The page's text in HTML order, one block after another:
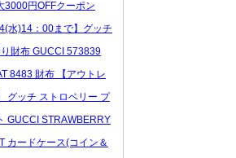
3000円OFFクーポン
水)14：00まで】グッチ
財布 GUCCI 573839
8483 財布 【アウトレ
グッチ ストロベリー プ
GUCCI STRAWBERRY
カードケース(コイン＆